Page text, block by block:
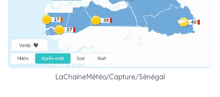
LaChaîneMétéo/Capture/Sénégal